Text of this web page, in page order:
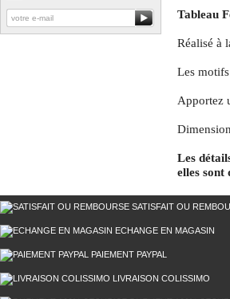
Tableau
Réalisé à
Les
Apportez
Les
elles
SATISFAIT OU
ECHANGE EN MAGASIN
PAIEMENT PAYPAL
LIVRAISON COLISSIMO